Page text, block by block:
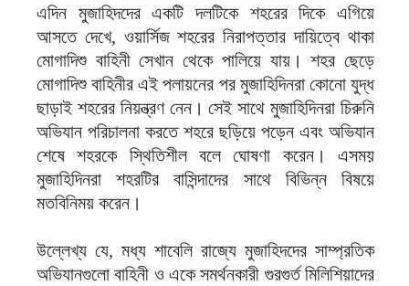
এদিন মুজাহিদদের একটি দলটিকে শহরের দিকে এগিয়ে
আসতে দেখে, ওয়ার্সিজ শহরের নিরাপত্তার দায়িত্বে থাকা
মোগাদিশু বাহিনী সেখান থেকে পালিয়ে যায়। শহর ছেড়ে
মোগাদিশু বাহিনীর এই পলায়নের পর মুজাহিদিনরা কোনো যুদ্ধ
ছাড়াই শহরের নিয়ন্ত্রণ নেন। সেই সাথে মুজাহিদিনরা চিরুনি
অভিযান পরিচালনা করতে শহরে ছড়িয়ে পড়েন এবং অভিযান
শেষে শহরকে স্থিতিশীল বলে ঘোষণা করেন। এসময়
মুজাহিদিনরা শহরটির বাসিন্দাদের সাথে বিভিন্ন বিষয়ে
মতবিনিময় করেন।
উল্লেখ্য যে, মধ্য শাবেলি রাজ্যে মুজাহিদদের সাম্প্রতিক
অভিযানগুলো বাহিনী ও একে সমর্থনকারী গুরগুর্ত মিলিশিয়াদের